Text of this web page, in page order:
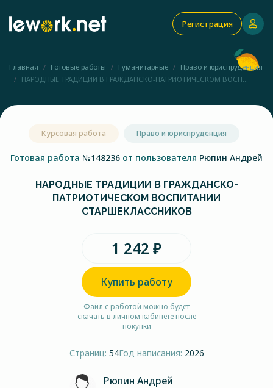
Регистрация
Главная Готовые работы Гуманитарные
Право и юриспруденция
НАРОДНЫЕ ТРАДИЦИИ В ГРАЖДАНСКО-ПАТРИОТИЧЕСКОМ ВОСП...
Курсовая работа Право и юриспруденция
Готовая работа №148236 от пользователя Рюпин Андрей
НАРОДНЫЕ ТРАДИЦИИ В ГРАЖДАНСКО-
ПАТРИОТИЧЕСКОМ ВОСПИТАНИИ
СТАРШЕКЛАССНИКОВ
1 242 ₽
Купить работу
Файл с работой можно будет
скачать в личном кабинете после
покупки
Страниц: 54Год написания: 2026
Рюпин Андрей